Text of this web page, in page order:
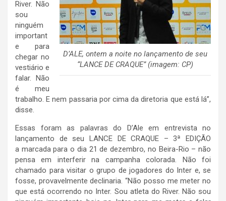
D’ALE, ontem a noite no lançamento de seu
“LANCE DE CRAQUE” (imagem: CP)
River. Não
sou
ninguém
important
e para
chegar no
vestiário e
falar. Não
é meu
trabalho. E nem passaria por cima da diretoria que está lá”,
disse.
Essas foram as palavras do D’Ale em entrevista no
lançamento de seu LANCE DE CRAQUE – 3ª EDIÇÃO
a marcada para o dia 21 de dezembro, no Beira-Rio – não
pensa em interferir na campanha colorada. Não foi
chamado para visitar o grupo de jogadores do Inter e, se
fosse, provavelmente declinaria. “Não posso me meter no
que está ocorrendo no Inter. Sou atleta do River. Não sou